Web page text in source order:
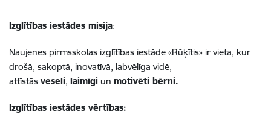
Izglītības iestādes misija:
Naujenes pirmsskolas izglītības iestāde «Rūķītis» ir vieta, kur
drošā, sakoptā, inovatīvā, labvēlīga vidē,
attīstās veseli, laimīgi un motivēti bērni.
Izglītības iestādes vērtības: